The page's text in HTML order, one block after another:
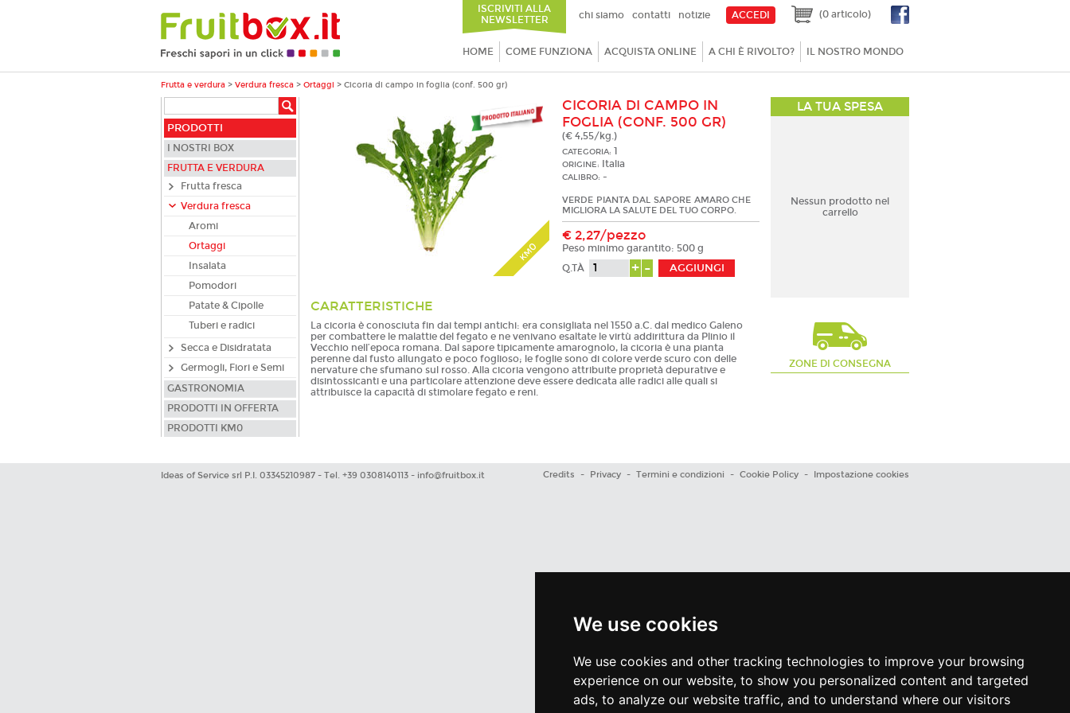
We use cookies
We use cookies and other tracking technologies to improve your browsing
experience on our website, to show you personalized content and targeted
ads, to analyze our website traffic, and to understand where our visitors
ISCRIVITI ALLA
NEWSLETTER
chi siamo contatti notizie ACCEDI (0 articolo)
HOME COME FUNZIONA ACQUISTA ONLINE A CHI È RIVOLTO? IL NOSTRO MONDO
Frutta e verdura > Verdura fresca > Ortaggi > Cicoria di campo in foglia (conf. 500 gr)
PRODOTTI
I NOSTRI BOX
FRUTTA E VERDURA
Frutta fresca
Verdura fresca
Aromi
Ortaggi
Insalata
Pomodori
Patate & Cipolle
Tuberi e radici
Secca e Disidratata
Germogli, Fiori e Semi
GASTRONOMIA
PRODOTTI IN OFFERTA
PRODOTTI KM0
KM
0
CICORIA DI CAMPO IN
FOGLIA (CONF. 500 GR)
(€ 4,55/kg.)
CATEGORIA: 1
ORIGINE: Italia
CALIBRO: -
VERDE PIANTA DAL SAPORE AMARO CHE
MIGLIORA LA SALUTE DEL TUO CORPO.
€ 2,27/pezzo
Peso minimo garantito: 500 g
Q.TÀ
+ -
CARATTERISTICHE
La cicoria è conosciuta fin dai tempi antichi: era consigliata nel 1550 a.C. dal medico Galeno
per combattere le malattie del fegato e ne venivano esaltate le virtù addirittura da Plinio il
Vecchio nell’epoca romana. Dal sapore tipicamente amarognolo, la cicoria è una pianta
perenne dal fusto allungato e poco foglioso; le foglie sono di colore verde scuro con delle
nervature che sfumano sul rosso. Alla cicoria vengono attribuite proprietà depurative e
disintossicanti e una particolare attenzione deve essere dedicata alle radici alle quali si
attribuisce la capacità di stimolare fegato e reni.
LA TUA SPESA
Nessun prodotto nel
carrello
ZONE DI CONSEGNA
Ideas of Service srl P.I. 03345210987 - Tel. +39 0308140113 - info@fruitbox.it Credits - Privacy - Termini e condizioni - Cookie Policy - Impostazione cookies